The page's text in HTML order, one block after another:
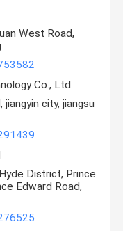
West Road,
Co., Ltd
jiangyin city, jiangsu
District, Prince
Edward Road,